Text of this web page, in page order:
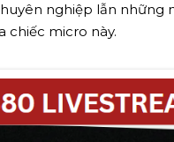
nghiệp lẫn những
chiếc micro này.